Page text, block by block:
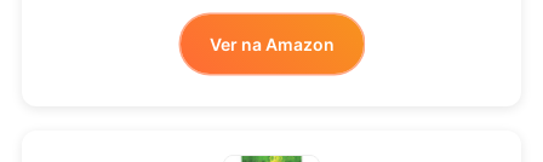
Ver na Amazon